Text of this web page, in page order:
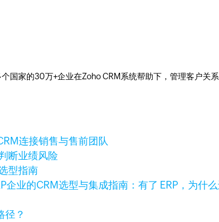
国家的30万+企业在Zoho CRM系统帮助下，管理客户关
连接销售与售前团队
断业绩风险
型指南
企业的CRM选型与集成指南：有了 ERP，为什
径？